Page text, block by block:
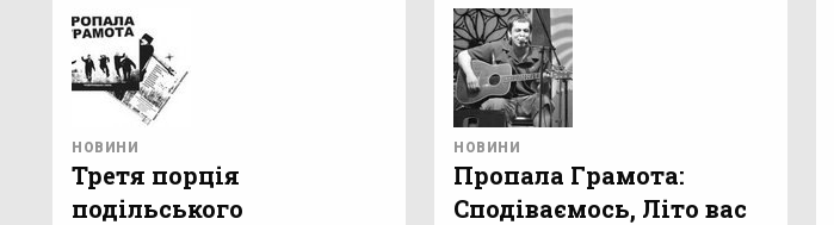
НОВИНИ
Третя порція
подільського
НОВИНИ
Пропала Грамота:
Сподіваємось, Літо вас